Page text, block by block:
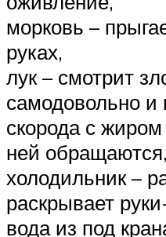
морковь –
руках,
лук – смотрит
самодовольно и
скорода с
ней обращаются,
холодильник –
раскрывает
вода из под